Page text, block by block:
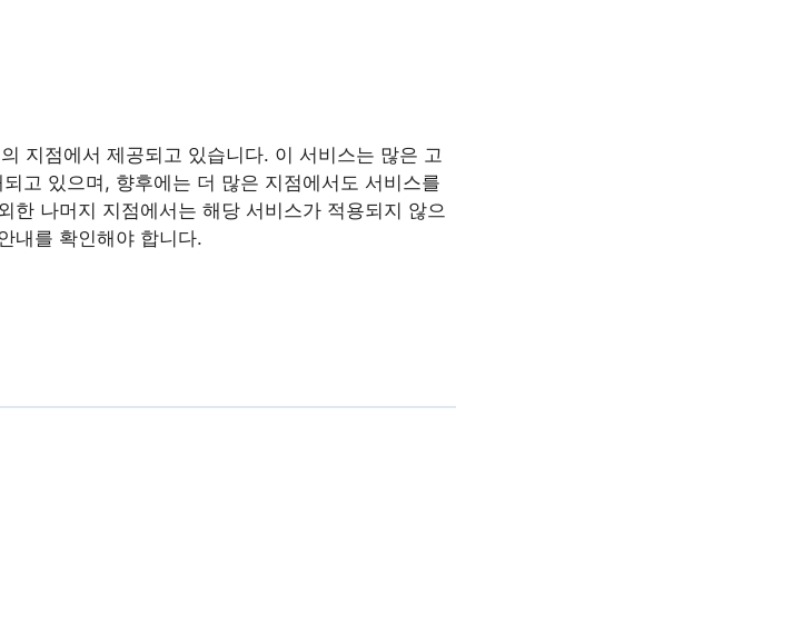
지점에서 제공되고 있습니다. 이 서비스는 많은 고
고 있으며, 향후에는 더 많은 지점에서도 서비스를
한 나머지 지점에서는 해당 서비스가 적용되지 않으
내를 확인해야 합니다.